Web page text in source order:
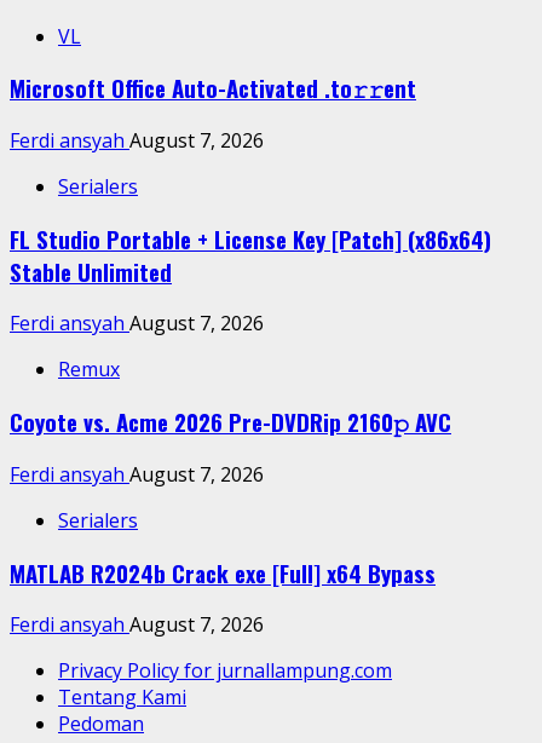
VL
Microsoft Office Auto-Activated .tо𝚛𝚛еnt
Ferdi ansyah August 7, 2026
Serialers
FL Studio Portable + License Key [Patch] (x86x64)
Stable Unlimited
Ferdi ansyah August 7, 2026
Remux
Coyote vs. Acme 2026 Pre-DVDRip 2160𝚙 AVC
Ferdi ansyah August 7, 2026
Serialers
MATLAB R2024b Crack exe [Full] x64 Bypass
Ferdi ansyah August 7, 2026
Privacy Policy for jurnallampung.com
Tentang Kami
Pedoman